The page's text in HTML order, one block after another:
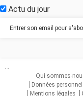
Actu du jour
...
Qui sommes-
Données
Mentions légales